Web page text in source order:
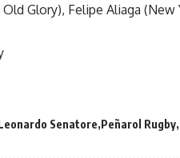
Glory), Felipe Aliaga
Senatore Peñarol Rugby